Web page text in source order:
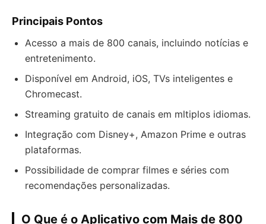
Principais Pontos
Acesso a mais de 800 canais, incluindo notícias e
entretenimento.
Disponível em Android, iOS, TVs inteligentes e
Chromecast.
Streaming gratuito de canais em mltiplos idiomas.
Integração com Disney+, Amazon Prime e outras
plataformas.
Possibilidade de comprar filmes e séries com
recomendações personalizadas.
O Que é o Aplicativo com Mais de 800